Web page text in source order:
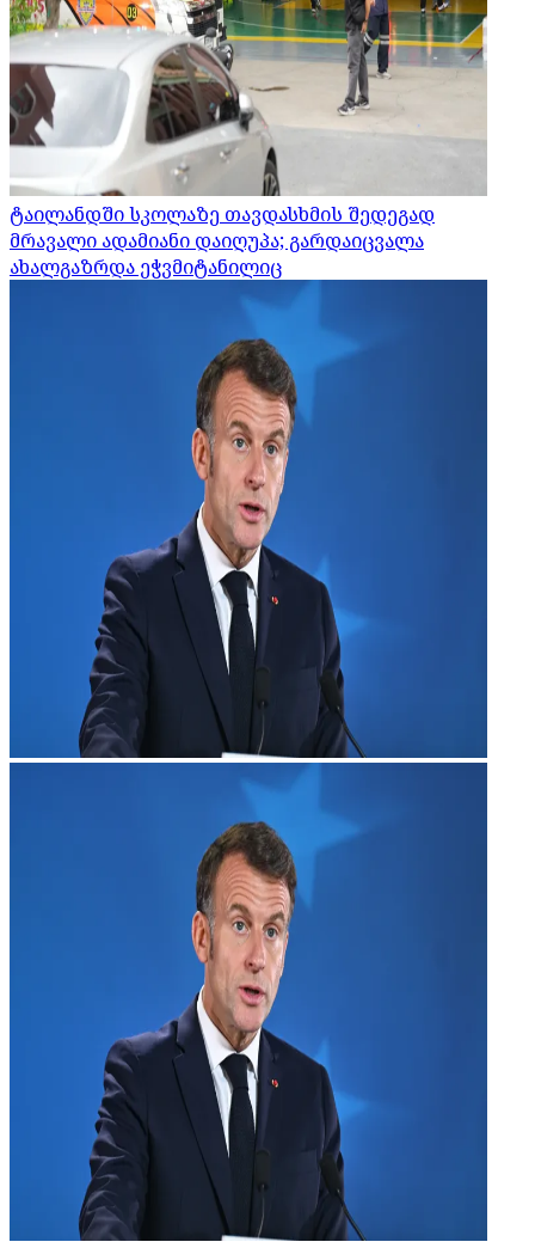
ტაილანდში სკოლაზე თავდასხმის შედეგად
მრავალი ადამიანი დაიღუპა; გარდაიცვალა
ახალგაზრდა ეჭვმიტანილიც